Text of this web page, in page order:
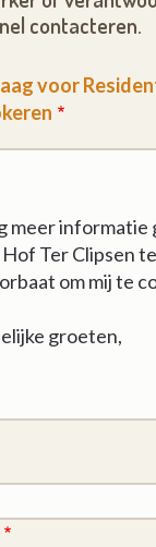
contacteren.
voor